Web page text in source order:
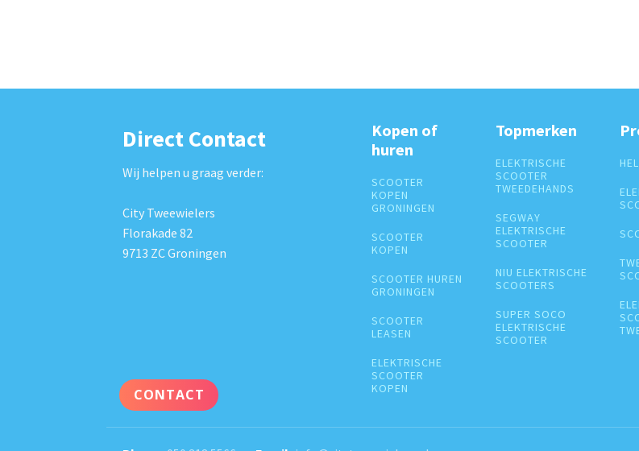
Direct Contact
Wij helpen u graag verder:
City Tweewielers
Florakade 82
9713 ZC Groningen
CONTACT
Kopen of
huren
SCOOTER
KOPEN
GRONINGEN
SCOOTER
KOPEN
SCOOTER HUREN
GRONINGEN
SCOOTER
LEASEN
ELEKTRISCHE
SCOOTER
KOPEN
Topmerken
ELEKTRISCHE
SCOOTER
TWEEDEHANDS
SEGWAY
ELEKTRISCHE
SCOOTER
NIU ELEKTRISCHE
SCOOTERS
SUPER SOCO
ELEKTRISCHE
SCOOTER